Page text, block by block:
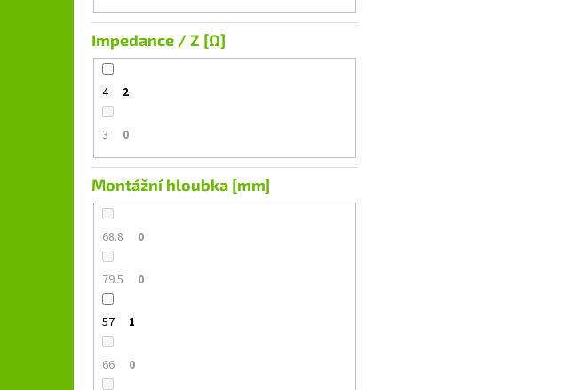
Impedance / Z [Ω]
4 2
3 0
Montážní hloubka [mm]
68.8 0
79.5 0
57 1
66 0